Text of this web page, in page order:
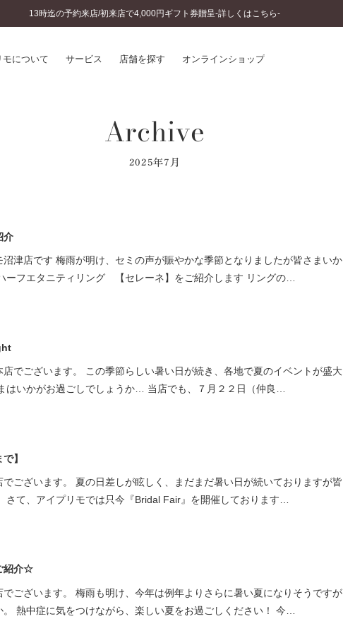
13時迄の予約来店/初来店で4,000円ギフト券贈呈-詳しくはこちら-
モについて サービス 店舗を探す オンラインショップ
ス
ーサービス
ダルアイテム
ーズサポート
覧
婚約指輪とは
結婚指輪とは
セットリングとは
SWEET STORIES
ショップブログ
Archive
2025年7月
介
津店です 梅雨が明け、セミの声が賑やかな季節となりましたが皆さまいか
ーフエタニティリング 【セレーネ】をご紹介します リングの…
でございます。 この季節らしい暑い日が続き、各地で夏のイベントが盛大
はいかがお過ごしでしょうか… 当店でも、７月２２日（仲良…
】
ございます。 夏の日差しが眩しく、まだまだ暑い日が続いておりますが皆
さて、アイプリモでは只今『Bridal Fair』を開催しております…
紹介☆
ございます。 梅雨も明け、今年は例年よりさらに暑い夏になりそうですが
熱中症に気をつけながら、楽しい夏をお過ごしください！ 今…